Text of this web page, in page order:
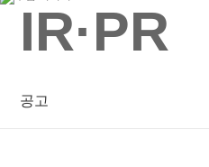
IR·PR
공고